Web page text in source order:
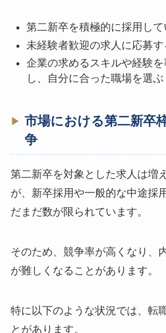
第二新卒を積極的に採用し
未経験者歓迎の求人に応募す
企業の求めるスキルや経験
し、自分に合った職場を選ぶ
市場における第二新卒
争
第二新卒を対象とした求人は増
が、新卒採用や一般的な中途採
だまだ数が限られています。
そのため、競争率が高くなり、
が難しくなることがあります。
特に以下のような状況では、転
とがあります。